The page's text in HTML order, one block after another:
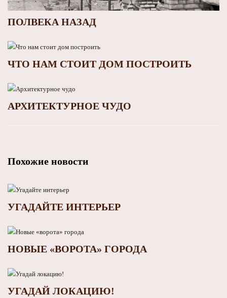
ПОЛВЕКА НАЗАД
ЧТО НАМ СТОИТ ДОМ ПОСТРОИТЬ
АРХИТЕКТУРНОЕ ЧУДО
Похожие новости
УГАДАЙТЕ ИНТЕРЬЕР
НОВЫЕ «ВОРОТА» ГОРОДА
УГАДАЙ ЛОКАЦИЮ!